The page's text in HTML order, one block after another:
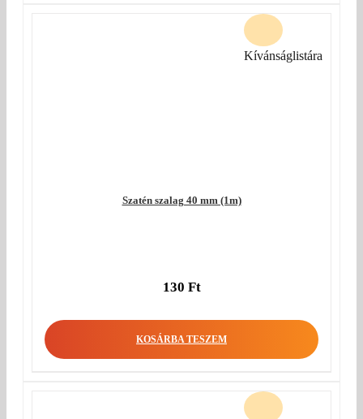
Szatén szalag 40 mm (1m)
130 Ft
KOSÁRBA TESZEM
Kívánságlistára